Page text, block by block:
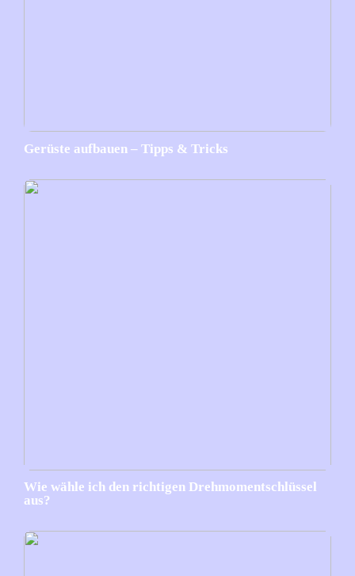
Gerüste aufbauen – Tipps & Tricks
Wie wähle ich den richtigen Drehmomentschlüssel
aus?